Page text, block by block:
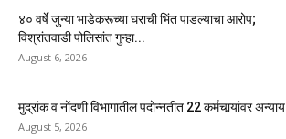
४० वर्षे जुन्या भाडेकरूच्या घराची भिंत पाडल्याचा आरोप;
विश्रांतवाडी पोलिसांत गुन्हा...
August 6, 2026
मुद्रांक व नोंदणी विभागातील पदोन्नतीत 22 कर्मचार्‍यांवर अन्याय
August 5, 2026